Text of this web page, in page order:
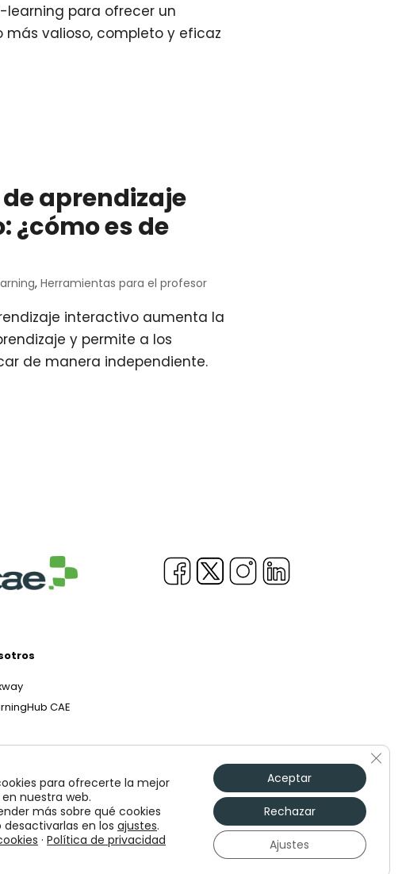
learning para ofrecer un
más valioso, completo y eficaz
aprendizaje
¿cómo es de
, Herramientas para el profesor
interactivo aumenta la
y permite a los
de manera independiente.
CAE
para ofrecerte la mejor
nuestra web.
más sobre qué cookies
desactivarlas en los ajustes.
· Política de privacidad
Aceptar
Rechazar
Ajustes